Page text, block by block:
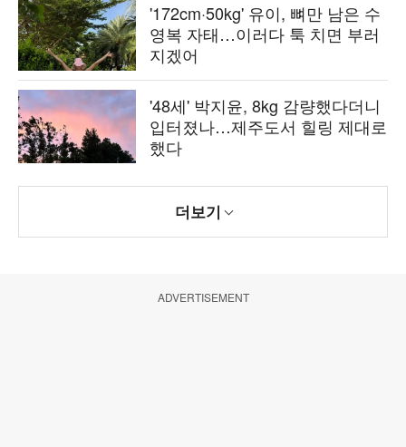
'172cm·50kg' 유이, 뼈만 남은 수
영복 자태…이러다 툭 치면 부러
지겠어
'48세' 박지윤, 8kg 감량했다더니
입터졌나…제주도서 힐링 제대로
했다
더보기
ADVERTISEMENT